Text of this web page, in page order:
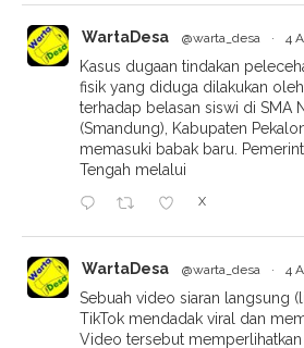
WartaDesa @warta_desa · 4
Kasus dugaan tindakan
fisik yang diduga dilakukan
terhadap belasan siswi di SMA
(Smandung), Kabupaten
memasuki babak baru.
Tengah melalui
X
WartaDesa @warta_desa · 4
Sebuah video siaran langsung
TikTok mendadak viral dan
Video tersebut